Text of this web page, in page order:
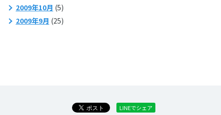
2009年10月 (5)
2009年9月 (25)
LINEでシェア